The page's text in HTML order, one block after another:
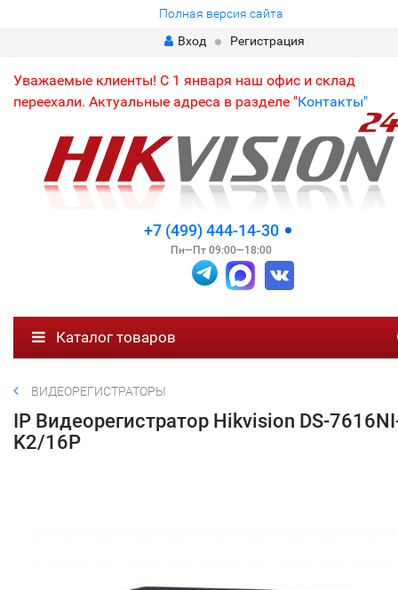
Полная версия сайта
Вход
Регистрация
Уважаемые клиенты! С 1 января наш офис и склад
переехали. Актуальные адреса в разделе "Контакты"
+7 (499) 444-14-30
Пн—Пт 09:00—18:00
Каталог товаров
ВИДЕОРЕГИСТРАТОРЫ
IP Видеорегистратор Hikvision DS-
K2/16P